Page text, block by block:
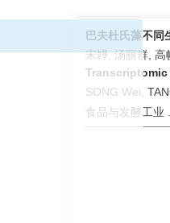
巴夫杜氏藻不同
宋韡, 汤丽群, 高
SONG Wei,
食品与发酵工业